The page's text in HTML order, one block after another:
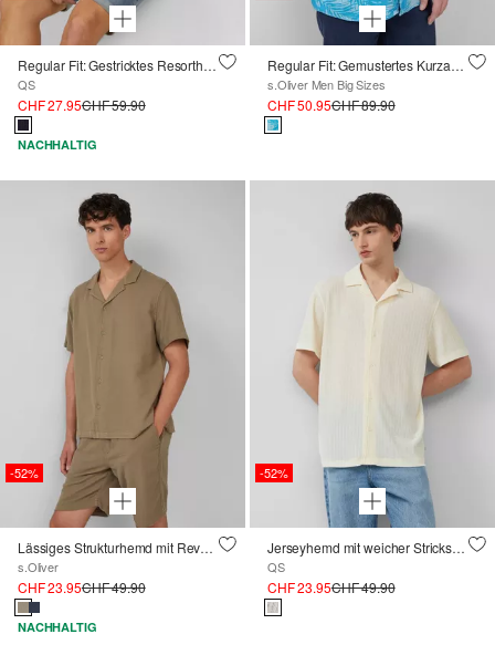
Regular Fit: Gestricktes Resorthemd mit Struktur
QS
CHF 27.95CHF 59.90
NACHHALTIG
Regular Fit: Gemustertes Kurzarmhemd aus Leinen
s.Oliver Men Big Sizes
CHF 50.95CHF 89.90
-52%
Lässiges Strukturhemd mit Reverskragen
s.Oliver
CHF 23.95CHF 49.90
NACHHALTIG
-52%
Jerseyhemd mit weicher Strickstruktur
QS
CHF 23.95CHF 49.90